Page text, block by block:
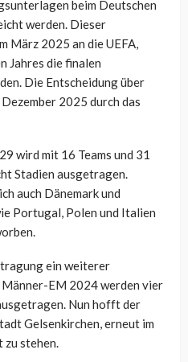
beim Deutschen
werden. Dieser
März 2025 an die UEFA,
Jahres die finalen
Die Entscheidung über
2025 durch das
wird mit 16 Teams und 31
Stadien ausgetragen.
auch Dänemark und
Portugal, Polen und Italien
ein weiterer
EM 2024 werden vier
Nun hofft der
Gelsenkirchen, erneut im
zu stehen.